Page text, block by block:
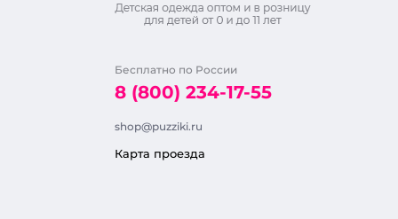
Бесплатно по России
8 (800) 234-17-55
shop@puzziki.ru
Карта проезда